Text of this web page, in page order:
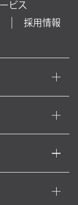
ビス
採用情報